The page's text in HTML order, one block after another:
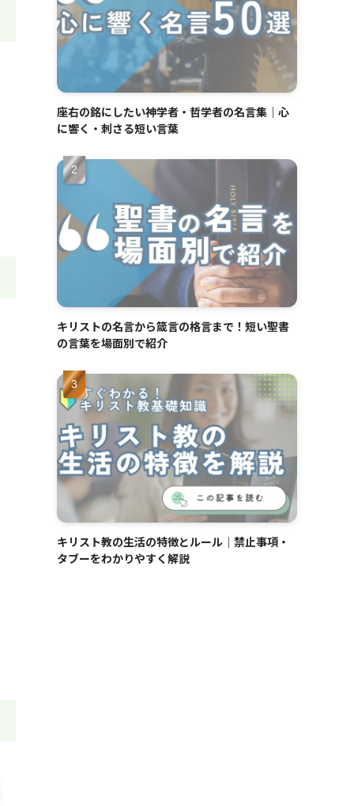
座右の銘にしたい神学者・哲学者の名言集｜心
に響く・刺さる短い言葉
キリストの名言から箴言の格言まで！短い聖書
の言葉を場面別で紹介
キリスト教の生活の特徴とルール｜禁止事項・
タブーをわかりやすく解説